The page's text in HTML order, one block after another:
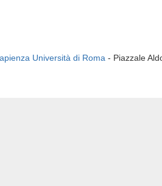
Università di Roma - Piazzale